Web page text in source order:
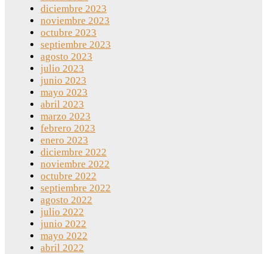
diciembre 2023
noviembre 2023
octubre 2023
septiembre 2023
agosto 2023
julio 2023
junio 2023
mayo 2023
abril 2023
marzo 2023
febrero 2023
enero 2023
diciembre 2022
noviembre 2022
octubre 2022
septiembre 2022
agosto 2022
julio 2022
junio 2022
mayo 2022
abril 2022